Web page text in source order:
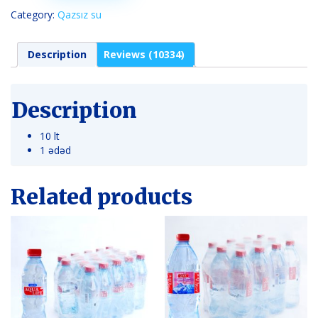
lt
Category: Qazsız su
Description Reviews (10334)
Description
10 lt
1 ədəd
Related products